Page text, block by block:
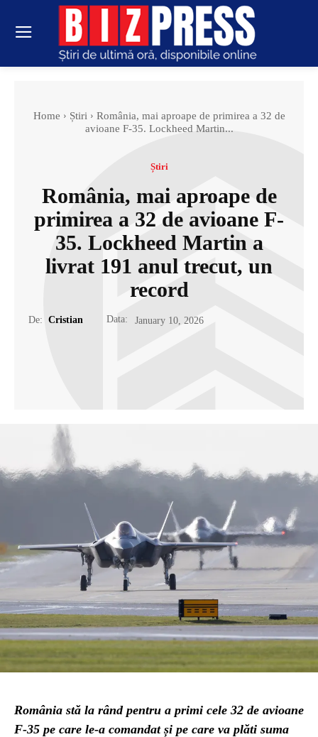
Home Știri
România, mai aproape de primirea a 32 de
avioane F-35. Lockheed Martin...
Știri
România, mai aproape de
primirea a 32 de avioane F-
35. Lockheed Martin a
livrat 191 anul trecut, un
record
De: Cristian Data: January 10, 2026
România stă la rând pentru a primi cele 32 de avioane
F-35 pe care le-a comandat și pe care va plăti suma